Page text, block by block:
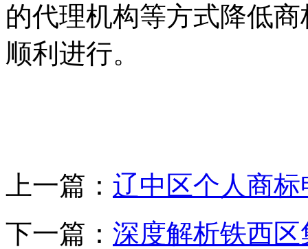
的代理机构等方式降低
顺利进行。
上一篇： 辽中区个人商
下一篇： 深度解析铁西